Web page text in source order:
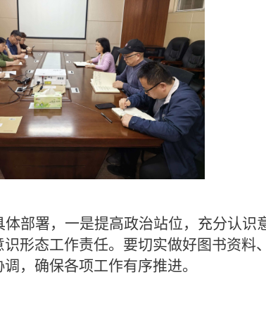
部署，一是提高政治站位，充分认识
形态工作责任。要切实做好图书资料
，确保各项工作有序推进。